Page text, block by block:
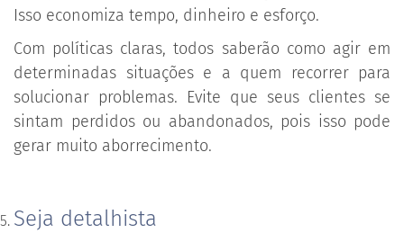
Isso economiza tempo, dinheiro e esforço.
Com políticas claras, todos saberão como agir em
determinadas situações e a quem recorrer para
solucionar problemas. Evite que seus clientes se
sintam perdidos ou abandonados, pois isso pode
gerar muito aborrecimento.
Seja detalhista